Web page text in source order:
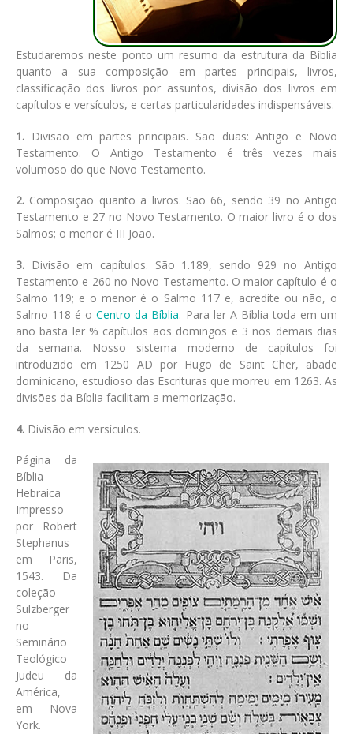
Estudaremos neste ponto um resumo da estrutura da Bíblia
quanto a sua composição em partes principais, livros,
classificação dos livros por assuntos, divisão dos livros em
capítulos e versículos, e certas particularidades indispensáveis.
1. Divisão em partes principais. São duas: Antigo e Novo
Testamento. O Antigo Testamento é três vezes mais
volumoso do que Novo Testamento.
2. Composição quanto a livros. São 66, sendo 39 no Antigo
Testamento e 27 no Novo Testamento. O maior livro é o dos
Salmos; o menor é III João.
3. Divisão em capítulos. São 1.189, sendo 929 no Antigo
Testamento e 260 no Novo Testamento. O maior capítulo é o
Salmo 119; e o menor é o Salmo 117 e, acredite ou não, o
Salmo 118 é oCentro da Bíblia. Para ler A Bíblia toda em um
ano basta ler % capítulos aos domingos e 3 nos demais dias
da semana. Nosso sistema moderno de capítulos foi
introduzido em 1250 AD por Hugo de Saint Cher, abade
dominicano, estudioso das Escrituras que morreu em 1263. As
divisões da Bíblia facilitam a memorização.
4. Divisão em versículos.
Página da
Bíblia
Hebraica
Impresso
por Robert
Stephanus
em Paris,
1543. Da
coleção
Sulzberger
no
Seminário
Teológico
Judeu da
América,
em Nova
York.